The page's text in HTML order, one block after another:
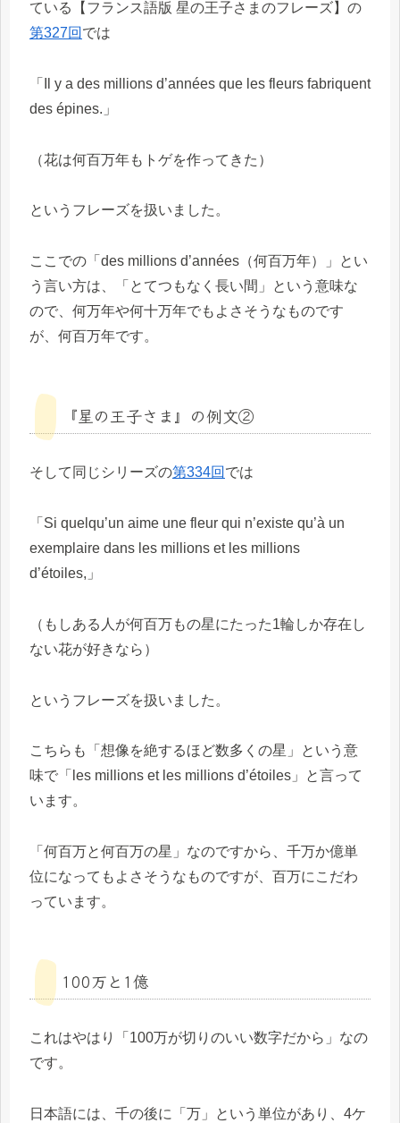
ている【フランス語版 星の王子さまのフレーズ】の
第327回 では
「Il y a des millions d’années que les fleurs fabriquent
des épines.」
（花は何百万年もトゲを作ってきた）
というフレーズを扱いました。
ここでの「des millions d’années（何百万年）」とい
う言い方は、「とてつもなく長い間」という意味な
ので、何万年や何十万年でもよさそうなものです
が、何百万年です。
『星の王子さま』の例文②
そして同じシリーズの第334回 では
「Si quelqu’un aime une fleur qui n’existe qu’à un
exemplaire dans les millions et les millions
d’étoiles,」
（もしある人が何百万もの星にたった1輪しか存在し
ない花が好きなら）
というフレーズを扱いました。
こちらも「想像を絶するほど数多くの星」という意
味で「les millions et les millions d’étoiles」と言って
います。
「何百万と何百万の星」なのですから、千万か億単
位になってもよさそうなものですが、百万にこだわ
っています。
100万と1億
これはやはり「100万が切りのいい数字だから」なの
です。
日本語には、千の後に「万」という単位があり、4ケ